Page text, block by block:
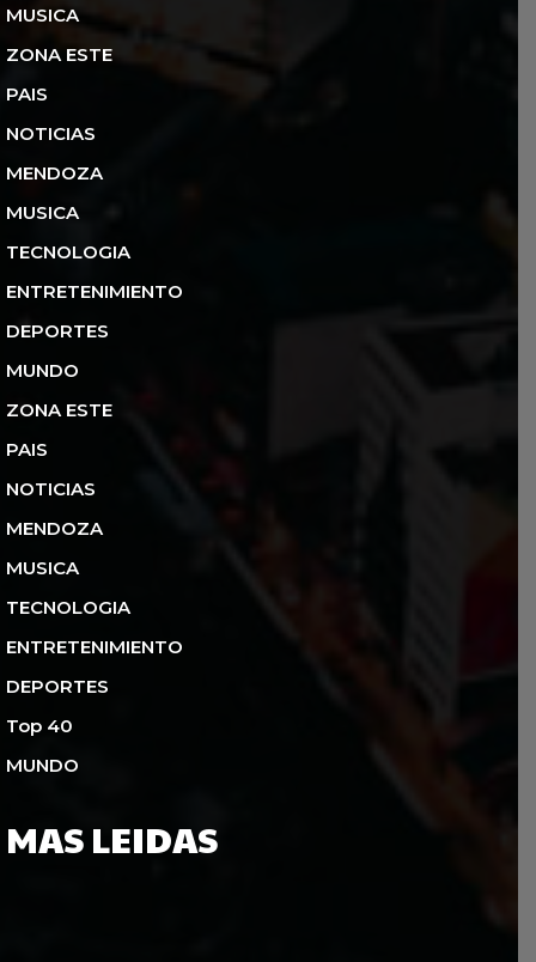
MUSICA
ZONA ESTE
PAIS
NOTICIAS
MENDOZA
MUSICA
TECNOLOGIA
ENTRETENIMIENTO
DEPORTES
MUNDO
ZONA ESTE
PAIS
NOTICIAS
MENDOZA
MUSICA
TECNOLOGIA
ENTRETENIMIENTO
DEPORTES
Top 40
MUNDO
MAS LEIDAS